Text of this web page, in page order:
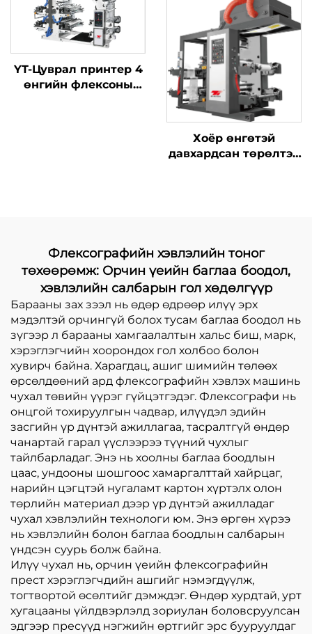
YT-Цуврал принтер 4
өнгийн флексоны
Хоёр өнгөтэй
давхардсан төрөлтэй
Флексографийн хэвлэлийн тоног
төхөөрөмж: Орчин үеийн баглаа боодол,
хэвлэлийн салбарын гол хөдөлгүүр
Барааны зах зээл нь өдөр өдрөөр илүү эрх
мэдэлтэй орчингүй болох тусам баглаа боодол нь
зүгээр л барааны хамгаалалтын хальс биш, марк,
хэрэглэгчийн хоорондох гол холбоо болон
хувирч байна. Харагдац, ашиг шимийн төлөөх
өрсөлдөөний ард флексографийн хэвлэх машинь
чухал төвийн үүрэг гүйцэтгэдэг. Флексографи нь
онцгой тохируулгын чадвар, илүүдэл эдийн
засгийн үр дүнтэй ажиллагаа, тасралтгүй өндөр
чанартай гарал үүслээрээ түүний чухлыг
тайлбарладаг. Энэ нь хоолны баглаа боодлын
цаас, ундооны шошгоос хамаргалттай хайрцаг,
нарийн цэгцтэй нугаламт картон хүртэлх олон
төрлийн материал дээр үр дүнтэй ажилладаг
чухал хэвлэлийн технологи юм. Энэ өргөн хүрээ
нь хэвлэлийн болон баглаа боодлын салбарын
үндсэн суурь болж байна.
Илүү чухал нь, орчин үеийн флексографийн
прест хэрэглэгчдийн ашгийг нэмэгдүүлж,
тогтвортой өсөлтийг дэмждэг. Өндөр хурдтай, урт
хугацааны үйлдвэрлэлд зориулан боловсруулсан
эдгээр пресүүд нэгжийн өртгийг эрс бууруулдаг